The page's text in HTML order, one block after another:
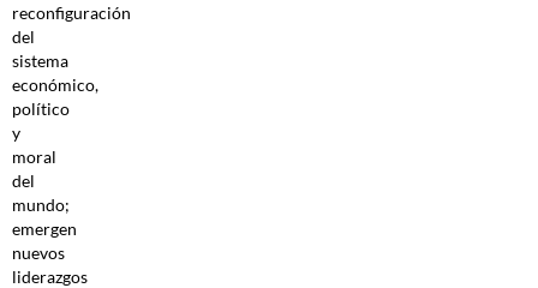
reconfiguración
del
sistema
económico,
político
y
moral
del
mundo;
emergen
nuevos
liderazgos